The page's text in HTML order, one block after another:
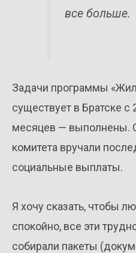
все больше.
Задачи программы
существует в Братске с
месяцев — выполнены.
комитета вручали
социальные выплаты.
Я хочу сказать, чтобы
спокойно, все эти
собирали пакеты